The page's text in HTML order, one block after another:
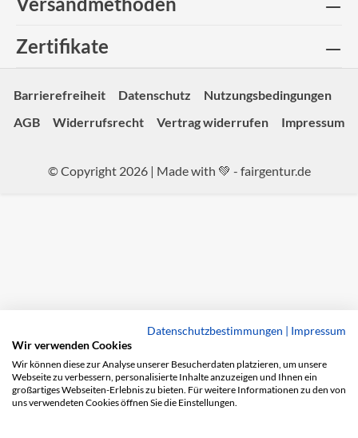
Zertifikate
Barrierefreiheit Datenschutz
Nutzungsbedingungen
AGB
Widerrufsrecht Vertrag widerrufen Impressum
© Copyright 2026 | Made with 💚 - fairgentur.de
Datenschutzbestimmungen | Impressum
Wir verwenden Cookies
Wir können diese zur Analyse unserer Besucherdaten platzieren, um unsere
Webseite zu verbessern, personalisierte Inhalte anzuzeigen und Ihnen ein
großartiges Webseiten-Erlebnis zu bieten. Für weitere Informationen zu den von
uns verwendeten Cookies öffnen Sie die Einstellungen.